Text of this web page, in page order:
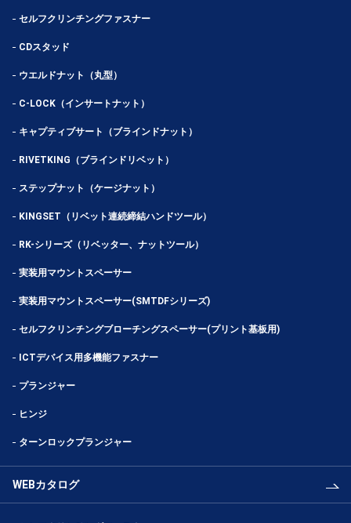
セルフクリンチングファスナー
CDスタッド
ウエルドナット（丸型）
C-LOCK（インサートナット）
キャプティブサート（ブラインドナット）
RIVETKING（ブラインドリベット）
ステップナット（ケージナット）
KINGSET（リベット連続締結ハンドツール）
RK-シリーズ（リベッター、ナットツール）
実装用マウントスペーサー
実装用マウントスペーサー(SMTDFシリーズ)
セルフクリンチングブローチングスペーサー(プリント基板用)
ICTデバイス用多機能ファスナー
プランジャー
ヒンジ
ターンロックプランジャー
WEBカタログ